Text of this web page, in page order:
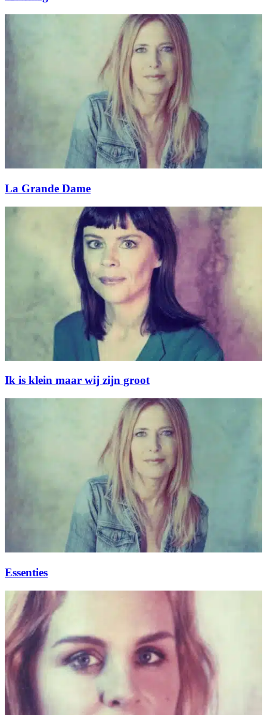
La Grande Dame
Ik is klein maar wij zijn groot
Essenties